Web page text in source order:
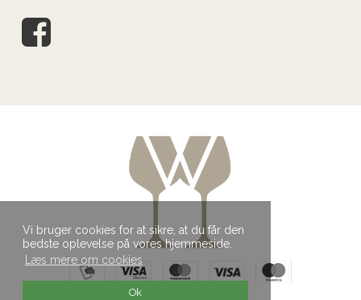
Vi bruger cookies for at sikre, at du får den
bedste oplevelse på vores hjemmeside.
Læs mere om cookies
Ok